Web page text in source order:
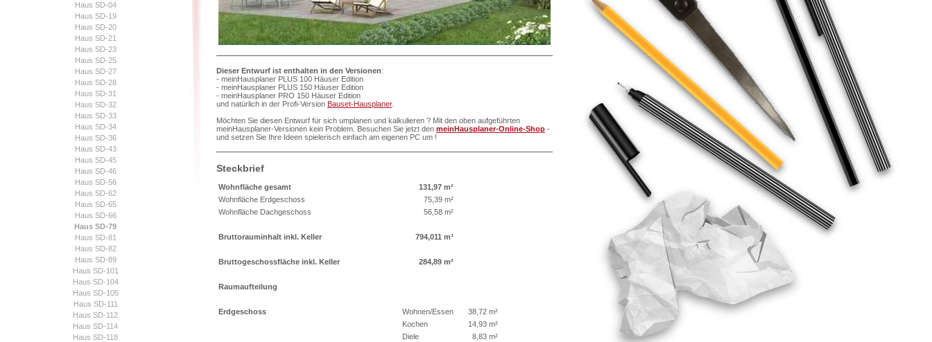
Dieser Entwurf ist enthalten in den Versionen:
- meinHausplaner PLUS 100 Häuser Edition
- meinHausplaner PLUS 150 Häuser Edition
- meinHausplaner PRO 150 Häuser Edition
und natürlich in der Profi-Version Bauset-Hausplaner.
Möchten Sie diesen Entwurf für sich umplanen und kalkulieren ? Mit den oben aufgeführten
meinHausplaner-Versionen kein Problem. Besuchen Sie jetzt den meinHausplaner-Online-Shop -
und setzen Sie Ihre Ideen spielerisch einfach am eigenen PC um !
Steckbrief
Wohnfläche gesamt
131,97 m²
Wohnfläche Erdgeschoss
75,39 m²
Wohnfläche Dachgeschoss
56,58 m²
Bruttorauminhalt inkl. Keller 794,011 m³
Bruttogeschossfläche inkl. Keller 284,89 m²
Raumaufteilung
Erdgeschoss Wohnen/Essen
38,72 m²
Kochen
14,93 m²
Diele
8,83 m²
Haus SD-04
Haus SD-19
Haus SD-20
Haus SD-21
Haus SD-23
Haus SD-25
Haus SD-27
Haus SD-28
Haus SD-31
Haus SD-32
Haus SD-33
Haus SD-34
Haus SD-36
Haus SD-43
Haus SD-45
Haus SD-46
Haus SD-56
Haus SD-62
Haus SD-65
Haus SD-66
Haus SD-79
Haus SD-81
Haus SD-82
Haus SD-89
Haus SD-101
Haus SD-104
Haus SD-105
Haus SD-111
Haus SD-112
Haus SD-114
Haus SD-118